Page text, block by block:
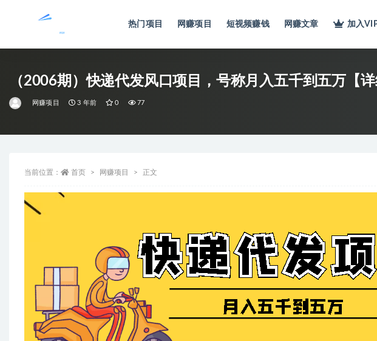
热门项目 网赚项目 短视频赚钱 网赚文章 加入
（2006期）快递代发风口项目，号称月入五千到五万【
网赚项目 3 年前 0 77
当前位置： 首页 网赚项目 正文